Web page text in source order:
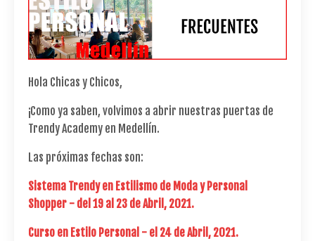
Hola Chicas y Chicos,
¡Como ya saben, volvimos a abrir nuestras puertas de
Trendy Academy en Medellín.
Las próximas fechas son:
Sistema Trendy en Estilismo de Moda y Personal
Shopper - del 19 al 23 de Abril, 2021.
Curso en Estilo Personal - el 24 de Abril, 2021.